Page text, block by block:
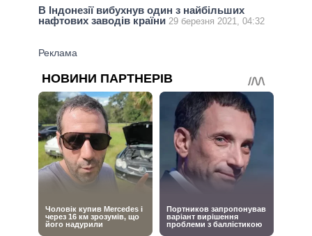
В Індонезії вибухнув один з найбільших
нафтових заводів країни 29 березня 2021, 04:32